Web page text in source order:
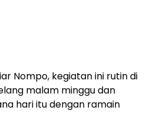
Nompo, kegiatan ini rutin di
malam minggu dan
hari itu dengan ramain